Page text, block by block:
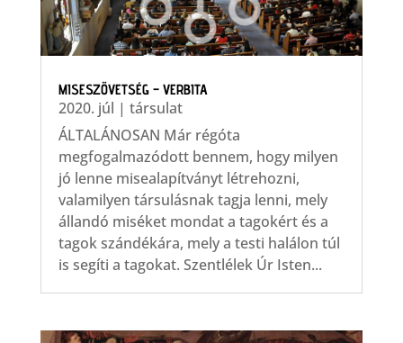
MISESZÖVETSÉG – VERBITA
2020. júl | társulat
ÁLTALÁNOSAN Már régóta
megfogalmazódott bennem, hogy milyen
jó lenne misealapítványt létrehozni,
valamilyen társulásnak tagja lenni, mely
állandó miséket mondat a tagokért és a
tagok szándékára, mely a testi halálon túl
is segíti a tagokat. Szentlélek Úr Isten...